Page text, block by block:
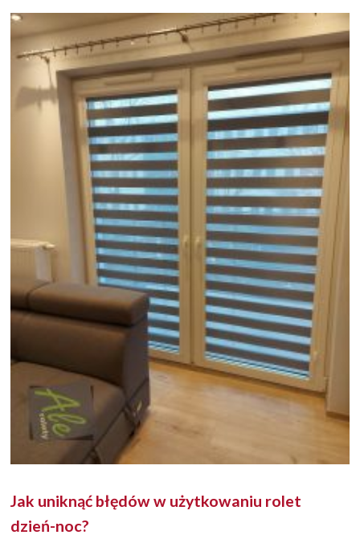
Jak uniknąć błędów w użytkowaniu rolet
dzień-noc?